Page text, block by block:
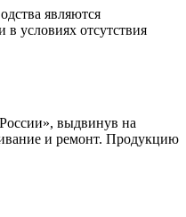
являются
условиях отсутствия
выдвинув на
и ремонт. Продукцию